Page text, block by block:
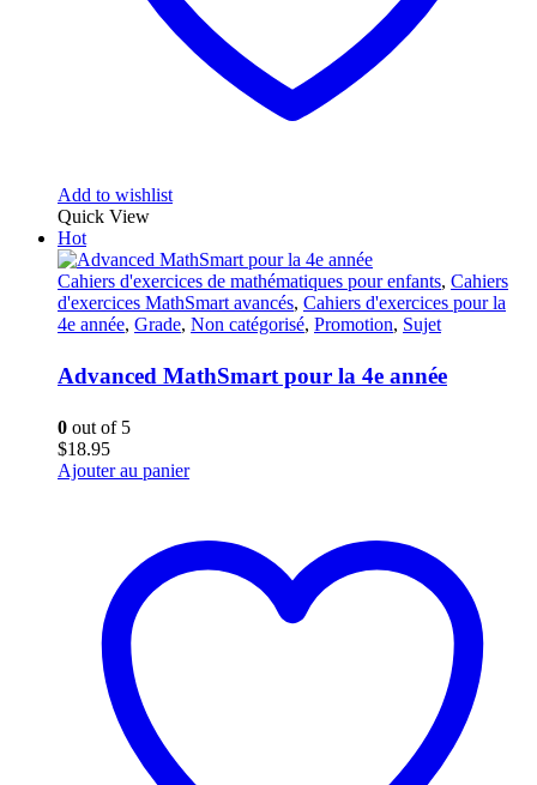
Add to wishlist
Quick View
Hot
Cahiers d'exercices de mathématiques pour enfants, Cahiers
d'exercices MathSmart avancés, Cahiers d'exercices pour la
4e année, Grade, Non catégorisé, Promotion, Sujet
Advanced MathSmart pour la 4e année
0 out of 5
$18.95
Ajouter au panier